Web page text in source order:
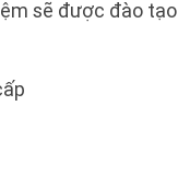
sẽ được đào tạo